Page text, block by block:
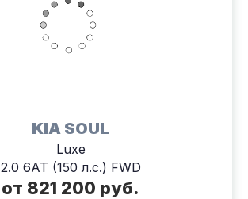
KIA SOUL
Luxe
2.0 6АТ (150 л.с.) FWD
от 821 200 руб.